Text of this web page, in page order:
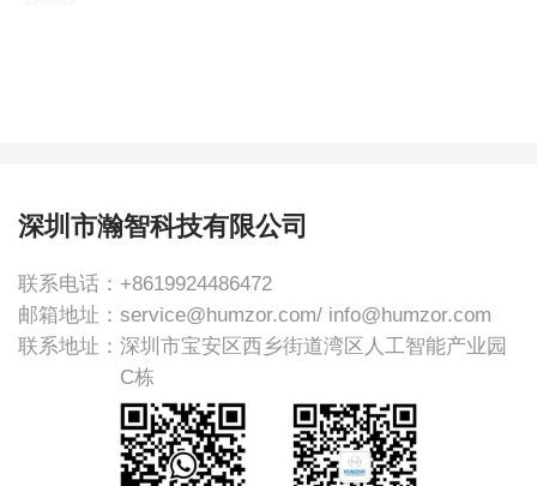
深圳市瀚智科技有限公司
联系电话： +8619924486472
邮箱地址： service@humzor.com/ info@humzor.com
联系地址： 深圳市宝安区西乡街道湾区人工智能产业园
C栋